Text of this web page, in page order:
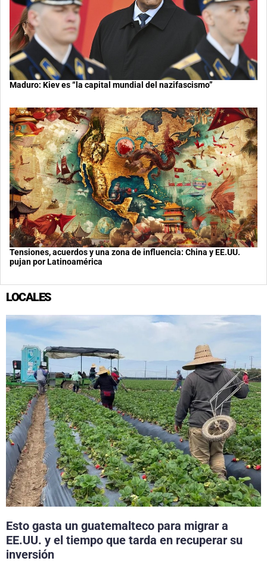
Maduro: Kiev es “la capital mundial del nazifascismo”
Tensiones, acuerdos y una zona de influencia: China y EE.UU.
pujan por Latinoamérica
LOCALES
Esto gasta un guatemalteco para migrar a
EE.UU. y el tiempo que tarda en recuperar su
inversión